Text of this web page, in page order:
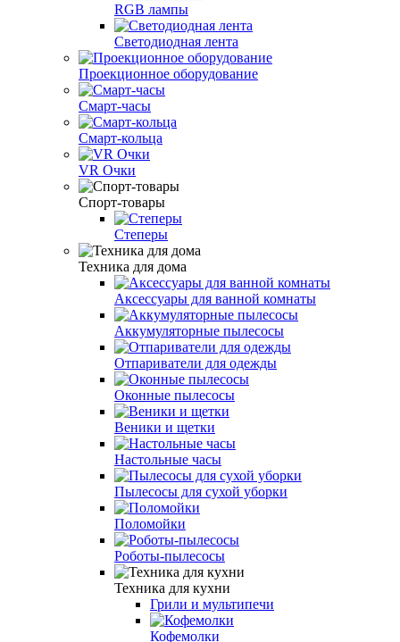
RGB лампы
Светодиодная лента
Проекционное оборудование
Смарт-часы
Смарт-кольца
VR Очки
Спорт-товары
Степеры
Техника для дома
Аксессуары для ванной комнаты
Аккумуляторные пылесосы
Отпариватели для одежды
Оконные пылесосы
Веники и щетки
Настольные часы
Пылесосы для сухой уборки
Поломойки
Роботы-пылесосы
Техника для кухни
Грили и мультипечи
Кофемолки